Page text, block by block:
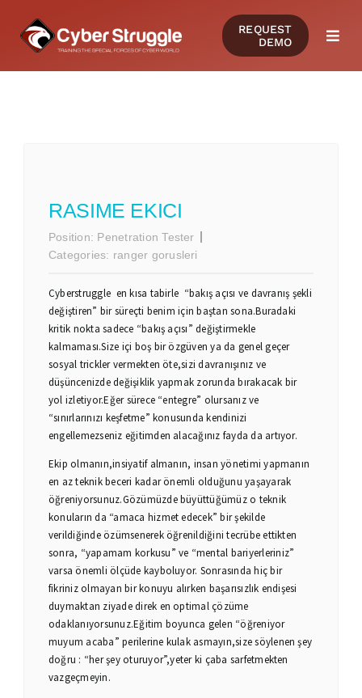
content
REQUEST
DEMO
RESOURCES
COMMUNITY
COMPANY
RASIME EKICI
Position: Penetration Tester
Categories: ranger gorusleri
Cyberstruggle en kısa tabirle “bakış açısı ve davranış şekli
değiştiren” bir süreçti benim için baştan sona.Buradaki
kritik nokta sadece “bakış açısı” değiştirmekle
kalmaması.Size içi boş bir özgüven ya da genel geçer
sosyal trickler vermekten öte,sizi davranışınız ve
düşüncenizde değişiklik yapmak zorunda bırakacak bir
yol izletiyor.Eğer sürece “entegre” olursanız ve
“sınırlarınızı keşfetme” konusunda kendinizi
engellemezseniz eğitimden alacağınız fayda da artıyor.
Ekip olmanın,insiyatif almanın, insan yönetimi yapmanın
en az teknik beceri kadar önemli olduğunu yaşayarak
öğreniyorsunuz.Gözümüzde büyüttüğümüz o teknik
konuların da “amaca hizmet edecek” bir şekilde
verildiğinde özümsenerek öğrenildiğini tecrübe ettikten
sonra, “yapamam korkusu” ve “mental bariyerleriniz”
varsa önemli ölçüde kayboluyor. Sonrasında hiç bir
fikriniz olmayan bir konuyu alırken başarısızlık endişesi
duymaktan ziyade direk en optimal çözüme
odaklanıyorsunuz.Eğitim boyunca gelen “öğreniyor
muyum acaba” perilerine kulak asmayın,size söylenen şey
doğru : “her şey oturuyor”,yeter ki çaba sarfetmekten
vazgeçmeyin.